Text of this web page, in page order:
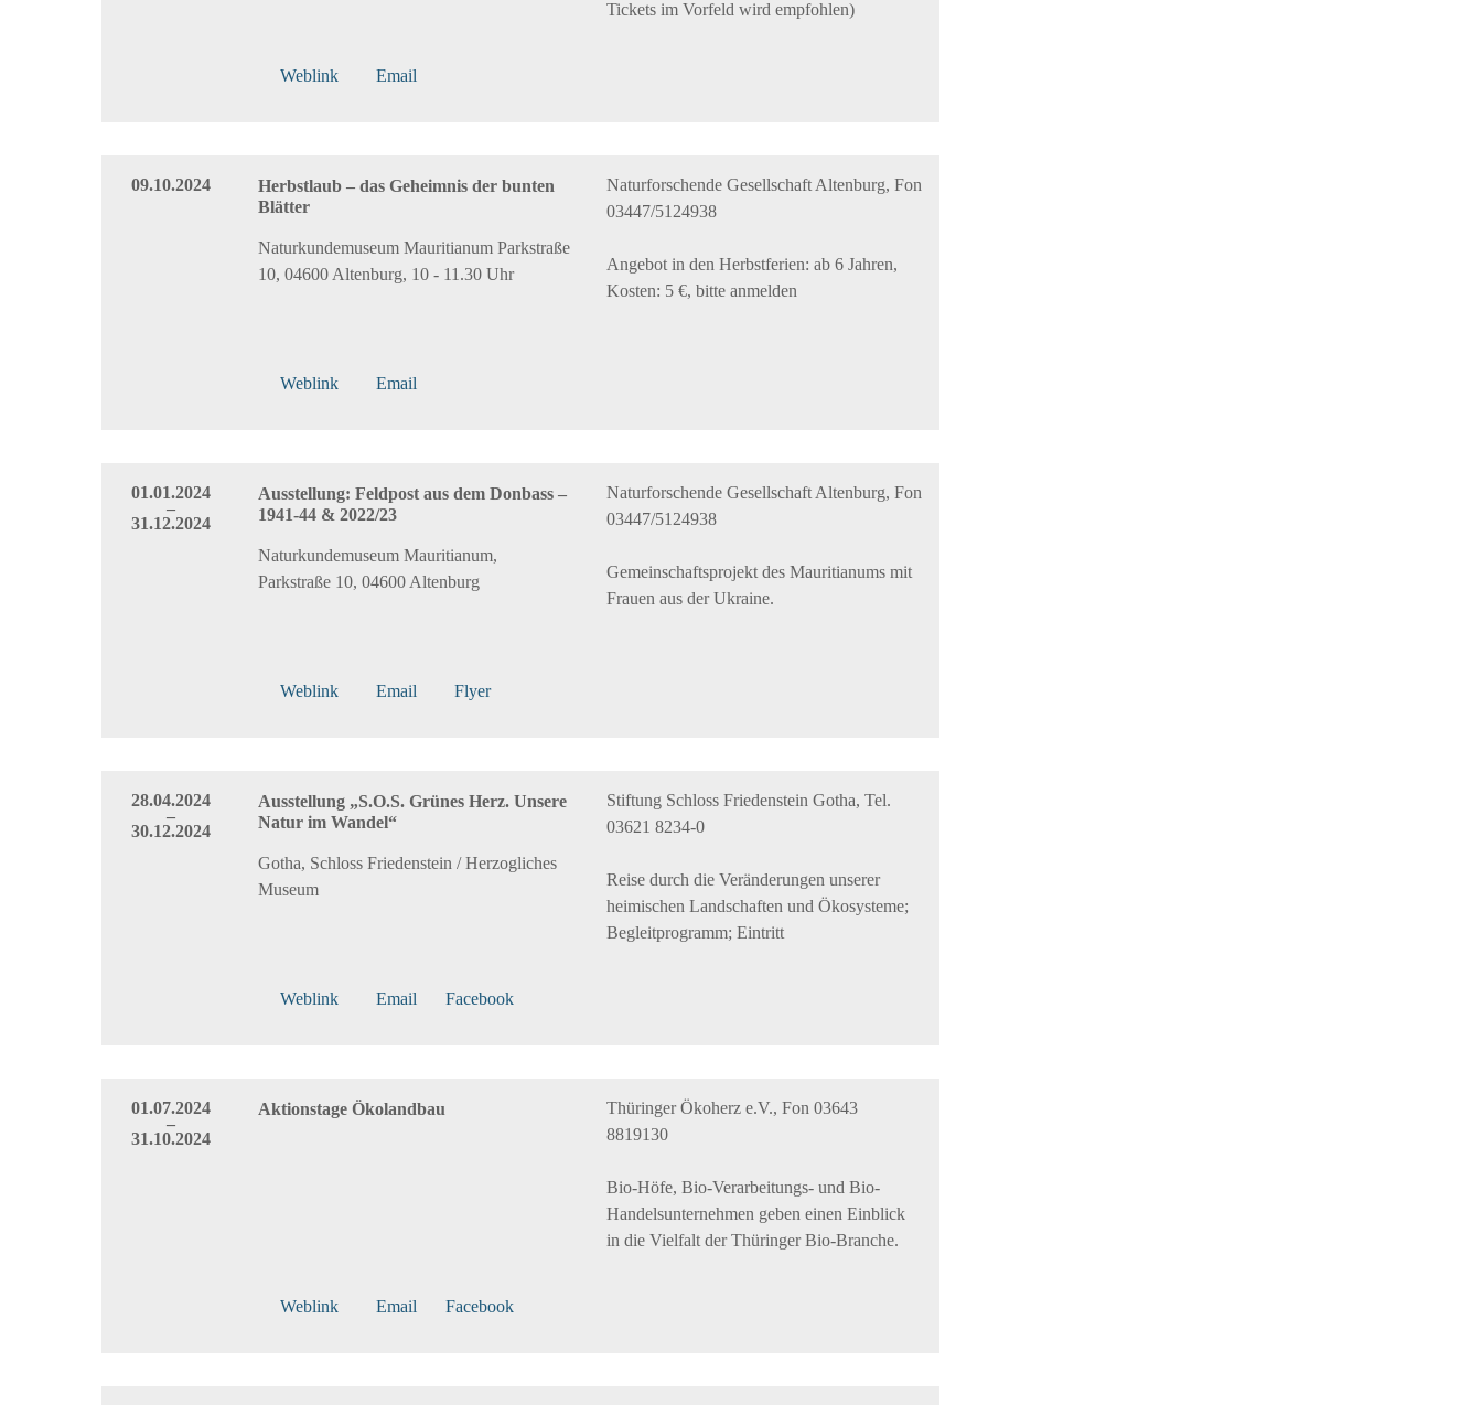
01.01.2024
–
31.12.2024
Ausstellung: Feldpost aus dem Donbass –
1941-44 & 2022/23
Naturkundemuseum Mauritianum,
Parkstraße 10, 04600 Altenburg
Naturforschende Gesellschaft Altenburg, Fon
03447/5124938
Gemeinschaftsprojekt des Mauritianums mit
Frauen aus der Ukraine.
Weblink Email Flyer
28.04.2024
–
30.12.2024
Ausstellung „S.O.S. Grünes Herz. Unsere
Natur im Wandel“
Gotha, Schloss Friedenstein / Herzogliches
Museum
Stiftung Schloss Friedenstein Gotha, Tel.
03621 8234-0
Reise durch die Veränderungen unserer
heimischen Landschaften und Ökosysteme;
Begleitprogramm; Eintritt
Weblink Email Facebook
01.07.2024
–
31.10.2024
Aktionstage Ökolandbau
Thüringer Ökoherz e.V., Fon 03643
8819130
Bio-Höfe, Bio-Verarbeitungs- und Bio-
Handelsunternehmen geben einen Einblick
in die Vielfalt der Thüringer Bio-Branche.
Weblink Email Facebook
Tickets im Vorfeld wird empfohlen)
Weblink Email
09.10.2024
Herbstlaub – das Geheimnis der bunten
Blätter
Naturkundemuseum Mauritianum Parkstraße
10, 04600 Altenburg, 10 - 11.30 Uhr
Naturforschende Gesellschaft Altenburg, Fon
03447/5124938
Angebot in den Herbstferien: ab 6 Jahren,
Kosten: 5 €, bitte anmelden
Weblink Email